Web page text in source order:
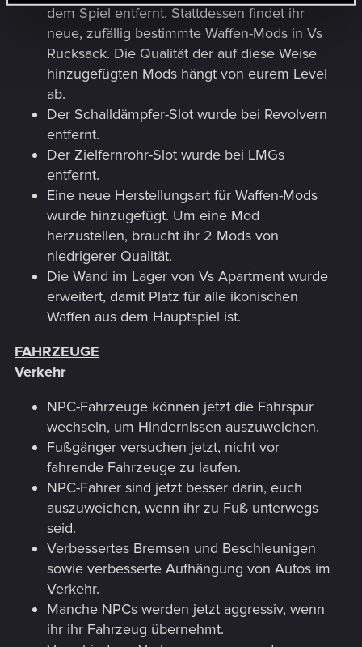
dem Spiel entfernt. Stattdessen findet ihr
neue, zufällig bestimmte Waffen-Mods in Vs
Rucksack. Die Qualität der auf diese Weise
hinzugefügten Mods hängt von eurem Level
ab.
Der Schalldämpfer-Slot wurde bei Revolvern
entfernt.
Der Zielfernrohr-Slot wurde bei LMGs
entfernt.
Eine neue Herstellungsart für Waffen-Mods
wurde hinzugefügt. Um eine Mod
herzustellen, braucht ihr 2 Mods von
niedrigerer Qualität.
Die Wand im Lager von Vs Apartment wurde
erweitert, damit Platz für alle ikonischen
Waffen aus dem Hauptspiel ist.
FAHRZEUGE
Verkehr
NPC-Fahrzeuge können jetzt die Fahrspur
wechseln, um Hindernissen auszuweichen.
Fußgänger versuchen jetzt, nicht vor
fahrende Fahrzeuge zu laufen.
NPC-Fahrer sind jetzt besser darin, euch
auszuweichen, wenn ihr zu Fuß unterwegs
seid.
Verbessertes Bremsen und Beschleunigen
sowie verbesserte Aufhängung von Autos im
Verkehr.
Manche NPCs werden jetzt aggressiv, wenn
ihr ihr Fahrzeug übernehmt.